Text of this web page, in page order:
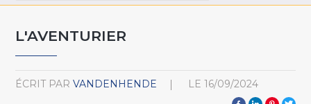
L'AVENTURIER
ÉCRIT PAR VANDENHENDE LE 16/09/2024